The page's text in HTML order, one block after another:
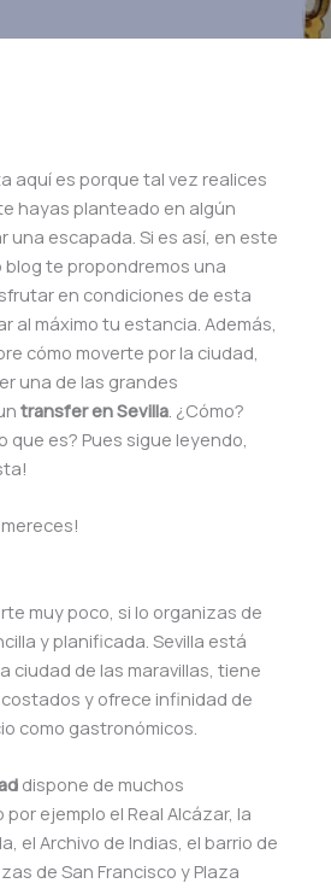
aquí es porque tal vez realices
hayas planteado en algún
una escapada. Si es así, en este
te propondremos una
en condiciones de esta
al máximo tu estancia. Además,
cómo moverte por la ciudad,
una de las grandes
transfer en Sevilla. ¿Cómo?
que es? Pues sigue leyendo,
muy poco, si lo organizas de
y planificada. Sevilla está
ciudad de las maravillas, tiene
y ofrece infinidad de
como gastronómicos.
dispone de muchos
ejemplo el Real Alcázar, la
el Archivo de Indias, el barrio de
de San Francisco y Plaza